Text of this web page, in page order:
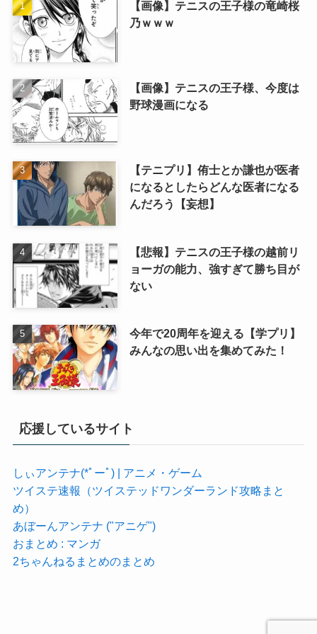
【画像】テニスの王子様の竜崎桜
乃ｗｗｗ
【画像】テニスの王子様、今度は
野球漫画になる
【テニプリ】侑士とか謙也が医者
になるとしたらどんな医者になる
んだろう【妄想】
【悲報】テニスの王子様の越前リ
ョーガの能力、強すぎて勝ち目が
ない
今年で20周年を迎える【学プリ】
みんなの思い出を集めてみた！
応援しているサイト
しぃアンテナ(*ﾟーﾟ) | アニメ・ゲーム
ツイステ速報（ツイステッドワンダーランド攻略まと
め）
あぼーんアンテナ ("アニゲ")
おまとめ : マンガ
2ちゃんねるまとめのまとめ